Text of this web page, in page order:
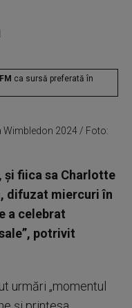
ca sursă preferată în
Wimbledon 2024 / Foto:
şi fiica sa Charlotte
difuzat miercuri în
a celebrat
potrivit
urmări „momentul